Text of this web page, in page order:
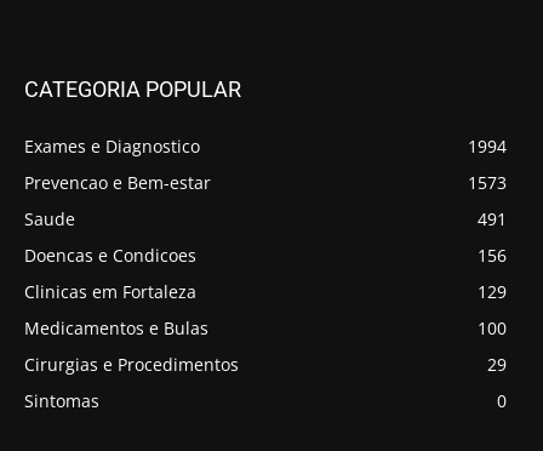
CATEGORIA POPULAR
Exames e Diagnostico
1994
Prevencao e Bem-estar
1573
Saude
491
Doencas e Condicoes
156
Clinicas em Fortaleza
129
Medicamentos e Bulas
100
Cirurgias e Procedimentos
29
Sintomas
0